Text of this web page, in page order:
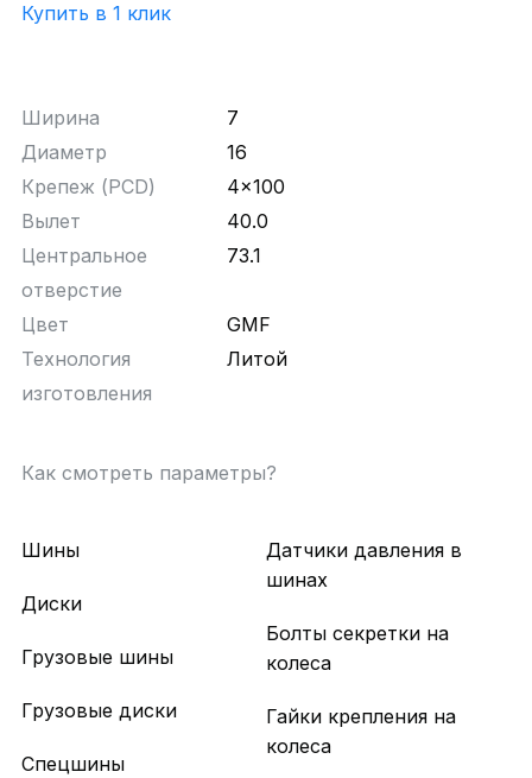
Купить в 1 клик
Ширина
7
Диаметр
16
Крепеж (PCD)
4x100
Вылет
40.0
Центральное
отверстие
73.1
Цвет
GMF
Технология
изготовления
Литой
Как смотреть параметры?
Шины
Диски
Грузовые шины
Грузовые диски
Спецшины
Датчики давления в
шинах
Болты секретки на
колеса
Гайки крепления на
колеса